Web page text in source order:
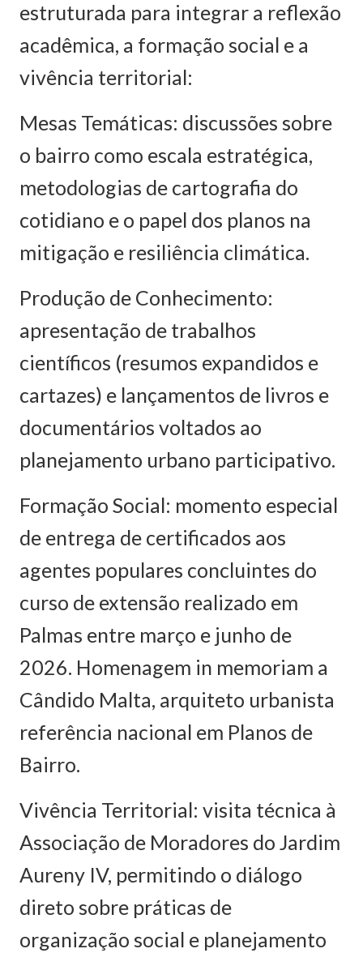
estruturada para integrar a reflexão
acadêmica, a formação social e a
vivência territorial:
Mesas Temáticas: discussões sobre
o bairro como escala estratégica,
metodologias de cartografia do
cotidiano e o papel dos planos na
mitigação e resiliência climática.
Produção de Conhecimento:
apresentação de trabalhos
científicos (resumos expandidos e
cartazes) e lançamentos de livros e
documentários voltados ao
planejamento urbano participativo.
Formação Social: momento especial
de entrega de certificados aos
agentes populares concluintes do
curso de extensão realizado em
Palmas entre março e junho de
2026. Homenagem in memoriam a
Cândido Malta, arquiteto urbanista
referência nacional em Planos de
Bairro.
Vivência Territorial: visita técnica à
Associação de Moradores do Jardim
Aureny IV, permitindo o diálogo
direto sobre práticas de
organização social e planejamento